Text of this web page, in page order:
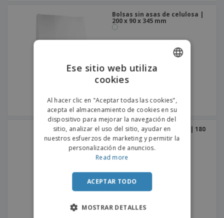
Bolsas sin asas de celulosa |
200 x 90 x 345 mm
Bolsas sin asas de kraft | 180
x 120 x 280 mm
SPANISH
Ese sitio web utiliza
cookies
Al hacer clic en "Aceptar todas las cookies",
acepta el almacenamiento de cookies en su
dispositivo para mejorar la navegación del
sitio, analizar el uso del sitio, ayudar en
nuestros esfuerzos de marketing y permitir la
personalización de anuncios.
Read more
ACEPTAR TODO
MOSTRAR DETALLES